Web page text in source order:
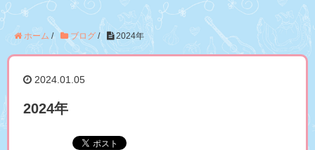
ホーム / ブログ / 2024年
2024.01.05
2024年